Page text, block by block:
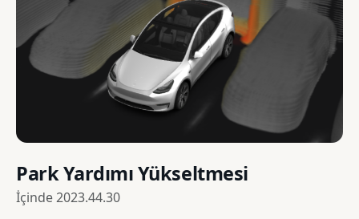
Park Yardımı Yükseltmesi
İçinde2023.44.30